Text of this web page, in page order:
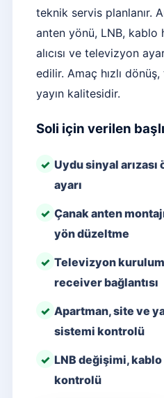
teknik servis planlanır.
anten yönü, LNB, kablo
alıcısı ve televizyon
edilir. Amaç hızlı
yayın kalitesidir.
Soli için verilen
Uydu sinyal
ayarı
Çanak anten
yön düzeltme
Televizyon
receiver bağlantısı
Apartman, site ve
sistemi kontrolü
LNB değişimi,
kontrolü